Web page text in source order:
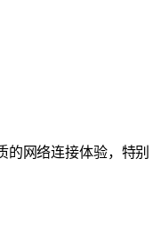
的网络连接体验，特别